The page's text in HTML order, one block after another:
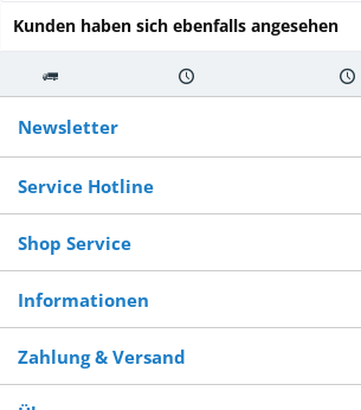
Kunden haben sich ebenfalls angesehen
Kostenloser
Versand ab €
250,-
Versand innerhalb von
Newsletter
Service Hotline
Shop Service
Informationen
Zahlung & Versand